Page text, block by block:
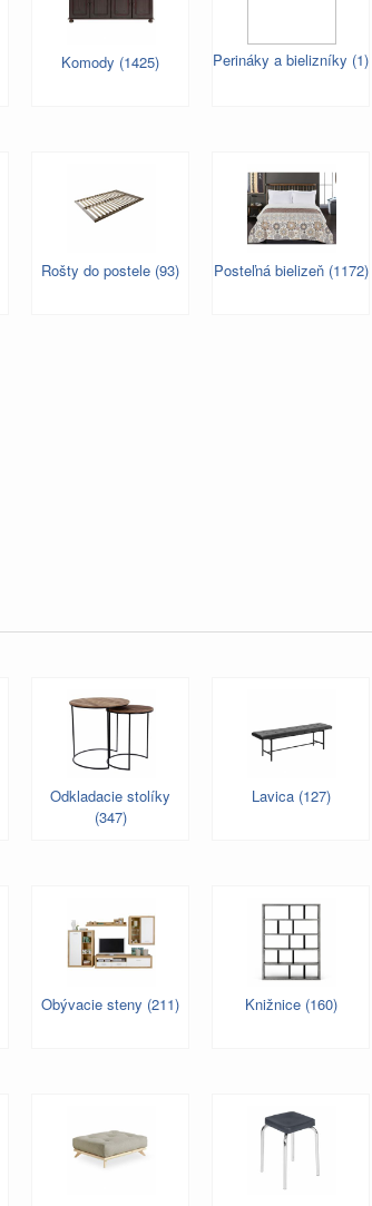
Komody (1425) Perináky a bielizníky (1)
Rošty do postele (93) Posteľná bielizeň (1172)
Odkladacie stolíky
(347)
Lavica (127)
Obývacie steny (211) Knižnice (160)